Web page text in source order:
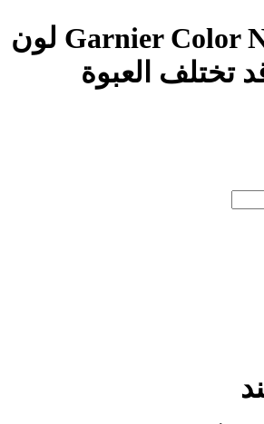
Garnier Color Naturals 5.3 لون
تختلف العبوة